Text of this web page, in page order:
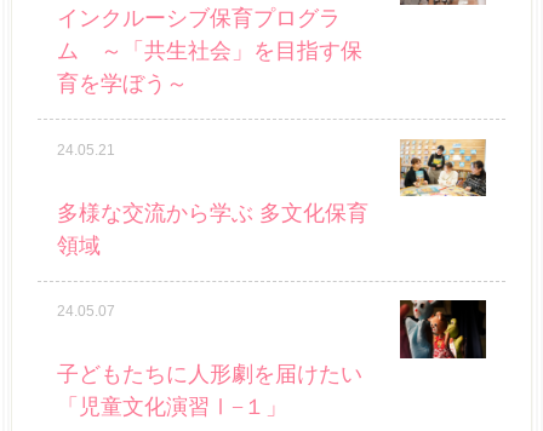
インクルーシブ保育プログラ
ム ～「共生社会」を目指す保
育を学ぼう～
24.05.21
多様な交流から学ぶ 多文化保育
領域
24.05.07
子どもたちに人形劇を届けたい
「児童文化演習Ⅰ−１」